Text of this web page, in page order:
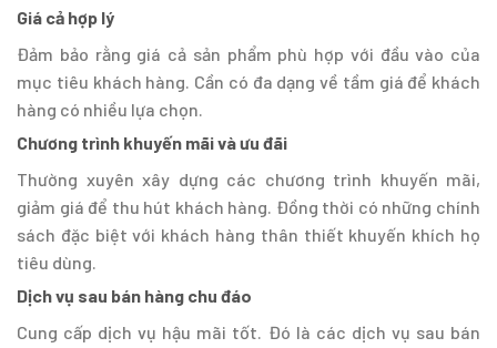
Giá cả hợp lý
Đảm bảo rằng giá cả sản phẩm phù hợp với đầu vào của
mục tiêu khách hàng. Cần có đa dạng về tầm giá để khách
hàng có nhiều lựa chọn.
Chương trình khuyến mãi và ưu đãi
Thường xuyên xây dựng các chương trình khuyến mãi,
giảm giá để thu hút khách hàng. Đồng thời có những chính
sách đặc biệt với khách hàng thân thiết khuyến khích họ
tiêu dùng.
Dịch vụ sau bán hàng chu đáo
Cung cấp dịch vụ hậu mãi tốt. Đó là các dịch vụ sau bán